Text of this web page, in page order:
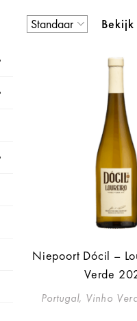
Niepoort Dócil –
Verde
Portugal, Vinho